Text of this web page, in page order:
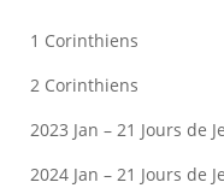
1 Corinthiens
2 Corinthiens
2023 Jan – 21 Jours de
2024 Jan – 21 Jours de